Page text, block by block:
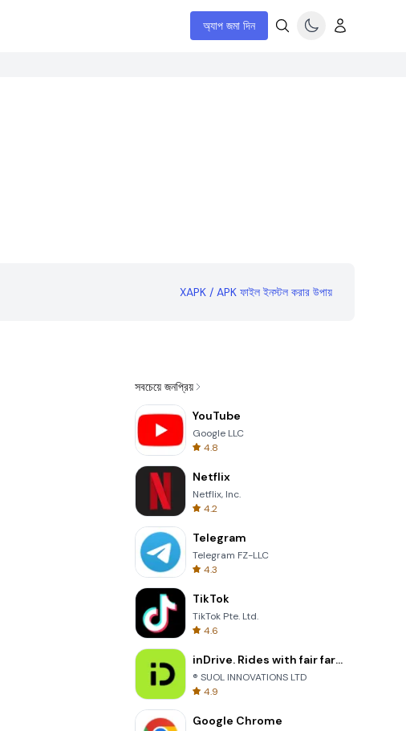
অ্যাপ জমা দিন
XAPK / APK ফাইল ইনস্টল করার উপায়
সবচেয়ে জনপ্রিয়
YouTube
Google LLC
4.8
Netflix
Netflix, Inc.
4.2
Telegram
Telegram FZ-LLC
4.3
TikTok
TikTok Pte. Ltd.
4.6
inDrive. Rides with fair fares
® SUOL INNOVATIONS LTD
4.9
Google Chrome